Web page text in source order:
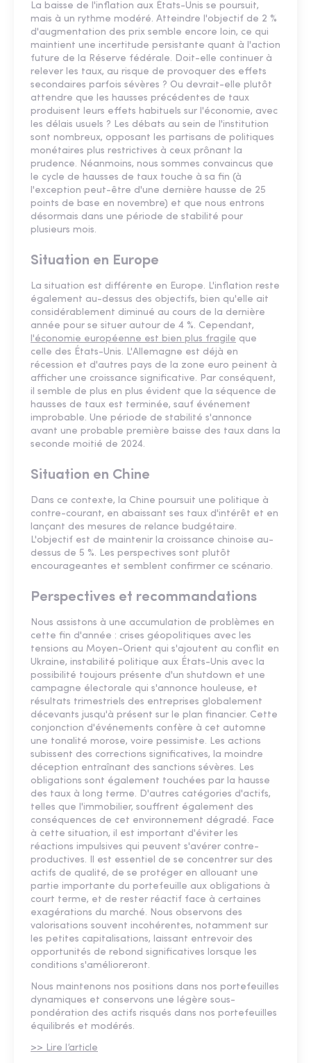
La baisse de l'inflation aux États-Unis se poursuit,
mais à un rythme modéré. Atteindre l'objectif de 2 %
d'augmentation des prix semble encore loin, ce qui
maintient une incertitude persistante quant à l'action
future de la Réserve fédérale. Doit-elle continuer à
relever les taux, au risque de provoquer des effets
secondaires parfois sévères ? Ou devrait-elle plutôt
attendre que les hausses précédentes de taux
produisent leurs effets habituels sur l'économie, avec
les délais usuels ? Les débats au sein de l'institution
sont nombreux, opposant les partisans de politiques
monétaires plus restrictives à ceux prônant la
prudence. Néanmoins, nous sommes convaincus que
le cycle de hausses de taux touche à sa fin (à
l'exception peut-être d'une dernière hausse de 25
points de base en novembre) et que nous entrons
désormais dans une période de stabilité pour
plusieurs mois.
Situation en Europe
La situation est différente en Europe. L'inflation reste
également au-dessus des objectifs, bien qu'elle ait
considérablement diminué au cours de la dernière
année pour se situer autour de 4 %. Cependant,
l'économie européenne est bien plus fragile que
celle des États-Unis. L'Allemagne est déjà en
récession et d'autres pays de la zone euro peinent à
afficher une croissance significative. Par conséquent,
il semble de plus en plus évident que la séquence de
hausses de taux est terminée, sauf événement
improbable. Une période de stabilité s'annonce
avant une probable première baisse des taux dans la
seconde moitié de 2024.
Situation en Chine
Dans ce contexte, la Chine poursuit une politique à
contre-courant, en abaissant ses taux d'intérêt et en
lançant des mesures de relance budgétaire.
L'objectif est de maintenir la croissance chinoise au-
dessus de 5 %. Les perspectives sont plutôt
encourageantes et semblent confirmer ce scénario.
Perspectives et recommandations
Nous assistons à une accumulation de problèmes en
cette fin d'année : crises géopolitiques avec les
tensions au Moyen-Orient qui s'ajoutent au conflit en
Ukraine, instabilité politique aux États-Unis avec la
possibilité toujours présente d'un shutdown et une
campagne électorale qui s'annonce houleuse, et
résultats trimestriels des entreprises globalement
décevants jusqu'à présent sur le plan financier. Cette
conjonction d'événements confère à cet automne
une tonalité morose, voire pessimiste. Les actions
subissent des corrections significatives, la moindre
déception entraînant des sanctions sévères. Les
obligations sont également touchées par la hausse
des taux à long terme. D'autres catégories d'actifs,
telles que l'immobilier, souffrent également des
conséquences de cet environnement dégradé. Face
à cette situation, il est important d'éviter les
réactions impulsives qui peuvent s'avérer contre-
productives. Il est essentiel de se concentrer sur des
actifs de qualité, de se protéger en allouant une
partie importante du portefeuille aux obligations à
court terme, et de rester réactif face à certaines
exagérations du marché. Nous observons des
valorisations souvent incohérentes, notamment sur
les petites capitalisations, laissant entrevoir des
opportunités de rebond significatives lorsque les
conditions s'amélioreront.
Nous maintenons nos positions dans nos portefeuilles
dynamiques et conservons une légère sous-
pondération des actifs risqués dans nos portefeuilles
équilibrés et modérés.
>> Lire l’article